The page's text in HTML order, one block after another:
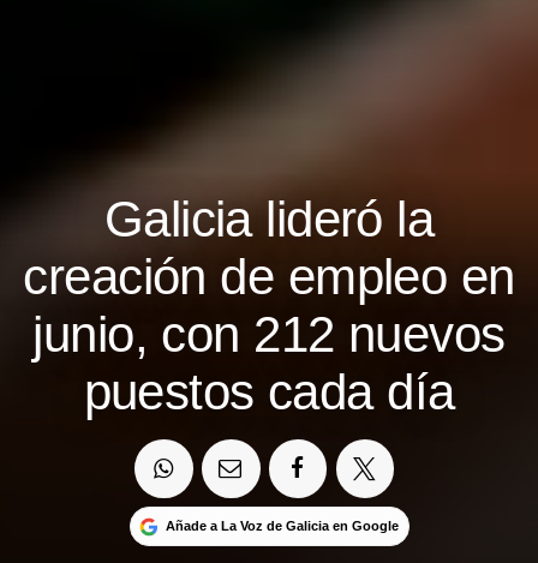
Galicia lideró la
creación de empleo en
junio, con 212 nuevos
puestos cada día
Añade a La Voz de Galicia en Google